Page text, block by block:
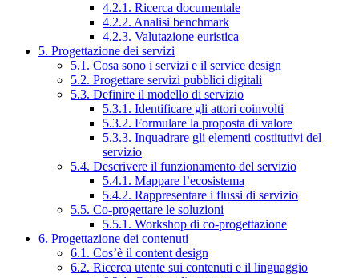
4.2.1. Ricerca documentale
4.2.2. Analisi benchmark
4.2.3. Valutazione euristica
5. Progettazione dei servizi
5.1. Cosa sono i servizi e il service design
5.2. Progettare servizi pubblici digitali
5.3. Definire il modello di servizio
5.3.1. Identificare gli attori coinvolti
5.3.2. Formulare la proposta di valore
5.3.3. Inquadrare gli elementi costitutivi del
servizio
5.4. Descrivere il funzionamento del servizio
5.4.1. Mappare l’ecosistema
5.4.2. Rappresentare i flussi di servizio
5.5. Co-progettare le soluzioni
5.5.1. Workshop di co-progettazione
6. Progettazione dei contenuti
6.1. Cos’è il content design
6.2. Ricerca utente sui contenuti e il linguaggio